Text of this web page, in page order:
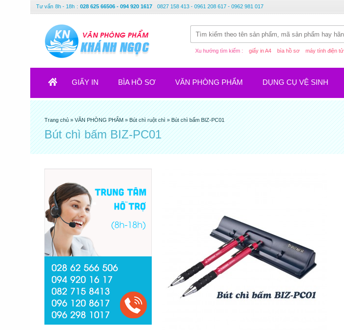
Tư vấn 8h - 18h : 028 625 66506 - 094 920 1617 0827 158 413 - 0961 208 617 - 0962 981 017
Xu hướng tìm kiếm : giấy in A4 bìa hồ sơ máy tính điện tử
GIẤY IN BÌA HỒ SƠ VĂN PHÒNG PHẨM DỤNG CỤ VỆ SINH
Trang chủ»VĂN PHÒNG PHẨM »Bút chì ruột chì»Bút chì bấm BIZ-PC01
Bút chì bấm BIZ-PC01